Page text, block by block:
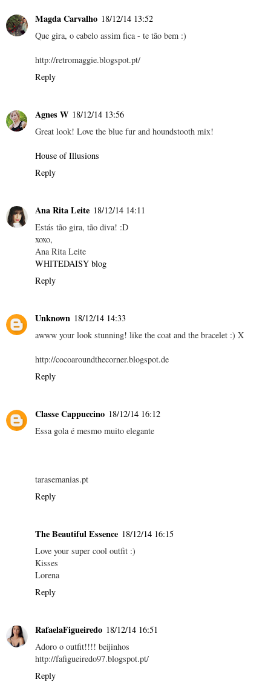
Magda Carvalho 18/12/14 13:52
Que gira, o cabelo assim fica - te tão bem :)
http://retromaggie.blogspot.pt/
Reply
Agnes W 18/12/14 13:56
Great look! Love the blue fur and houndstooth mix!
House of Illusions
Reply
Ana Rita Leite 18/12/14 14:11
Estás tão gira, tão diva! :D
xoxo,
Ana Rita Leite
WHITEDAISY blog
Reply
Unknown 18/12/14 14:33
awww your look stunning! like the coat and the bracelet :) X
http://cocoaroundthecorner.blogspot.de
Reply
Classe Cappuccino 18/12/14 16:12
Essa gola é mesmo muito elegante
tarasemanias.pt
Reply
The Beautiful Essence 18/12/14 16:15
Love your super cool outfit :)
Kisses
Lorena
Reply
RafaelaFigueiredo 18/12/14 16:51
Adoro o outfit!!!! beijinhos
http://fafigueiredo97.blogspot.pt/
Reply